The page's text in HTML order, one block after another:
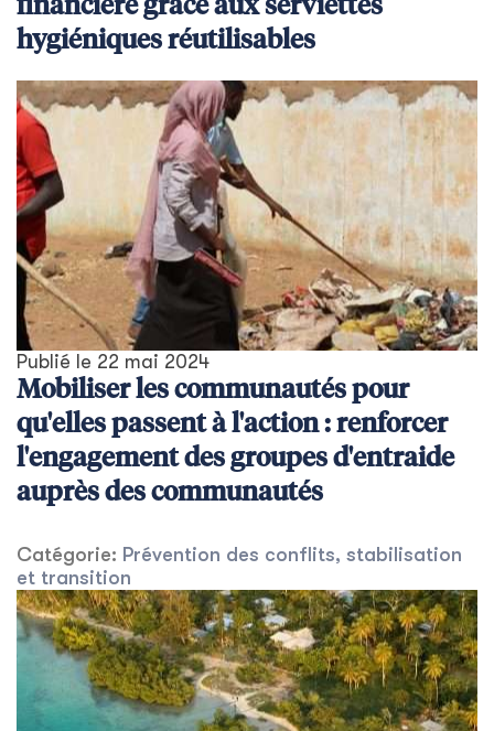
financière grâce aux serviettes
hygiéniques réutilisables
Publié le 22 mai 2024
Mobiliser les communautés pour
qu'elles passent à l'action : renforcer
l'engagement des groupes d'entraide
auprès des communautés
Catégorie: Prévention des conflits, stabilisation
et transition